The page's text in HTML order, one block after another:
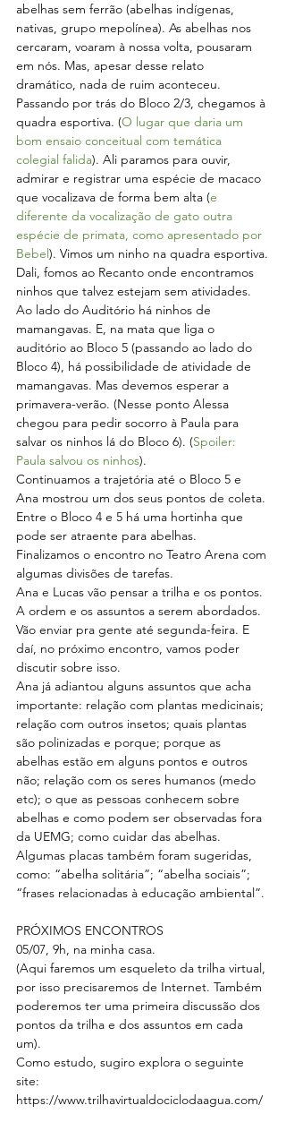
abelhas sem ferrão (abelhas indígenas,
nativas, grupo mepolínea). As abelhas nos
cercaram, voaram à nossa volta, pousaram
em nós. Mas, apesar desse relato
dramático, nada de ruim aconteceu.
Passando por trás do Bloco 2/3, chegamos à
quadra esportiva. (O lugar que daria um
bom ensaio conceitual com temática
colegial falida). Ali paramos para ouvir,
admirar e registrar uma espécie de macaco
que vocalizava de forma bem alta (e
diferente da vocalização de gato outra
espécie de primata, como apresentado por
Bebel). Vimos um ninho na quadra esportiva.
Dali, fomos ao Recanto onde encontramos
ninhos que talvez estejam sem atividades.
Ao lado do Auditório há ninhos de
mamangavas. E, na mata que liga o
auditório ao Bloco 5 (passando ao lado do
Bloco 4), há possibilidade de atividade de
mamangavas. Mas devemos esperar a
primavera-verão. (Nesse ponto Alessa
chegou para pedir socorro à Paula para
salvar os ninhos lá do Bloco 6). (Spoiler:
Paula salvou os ninhos).
Continuamos a trajetória até o Bloco 5 e
Ana mostrou um dos seus pontos de coleta.
Entre o Bloco 4 e 5 há uma hortinha que
pode ser atraente para abelhas.
Finalizamos o encontro no Teatro Arena com
algumas divisões de tarefas.
Ana e Lucas vão pensar a trilha e os pontos.
A ordem e os assuntos a serem abordados.
Vão enviar pra gente até segunda-feira. E
daí, no próximo encontro, vamos poder
discutir sobre isso.
Ana já adiantou alguns assuntos que acha
importante: relação com plantas medicinais;
relação com outros insetos; quais plantas
são polinizadas e porque; porque as
abelhas estão em alguns pontos e outros
não; relação com os seres humanos (medo
etc); o que as pessoas conhecem sobre
abelhas e como podem ser observadas fora
da UEMG; como cuidar das abelhas.
Algumas placas também foram sugeridas,
como: “abelha solitária”; “abelha sociais”;
“frases relacionadas à educação ambiental”.
PRÓXIMOS ENCONTROS
05/07, 9h, na minha casa.
(Aqui faremos um esqueleto da trilha virtual,
por isso precisaremos de Internet. Também
poderemos ter uma primeira discussão dos
pontos da trilha e dos assuntos em cada
um).
Como estudo, sugiro explora o seguinte
site:
https://www.trilhavirtualdociclodaagua.com/